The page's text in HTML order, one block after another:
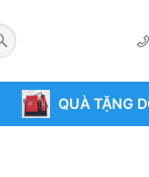
QUÀ TẶNG